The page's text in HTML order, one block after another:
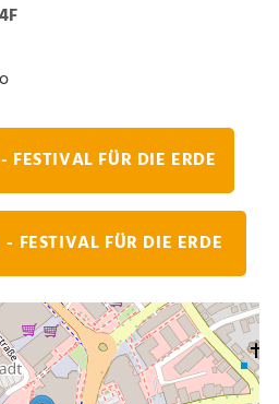
FESTIVAL FÜR DIE ERDE
- FESTIVAL FÜR DIE ERDE